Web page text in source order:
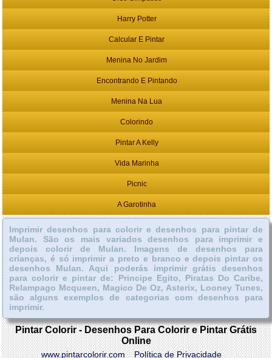
Harry Potter
Calcular E Pintar
Menina No Jardim
Encontrando E Pintando
Menina Na Lua
Colorindo
Pintar A Kelly
Vida Marinha
Picnic
A Garotinha
Imprimir desenhos para colorir e desenhos para pintar de
Mulan. São os mais variados desenhos para imprimir e
depois colorir de Mulan. Imagens de desenhos para
crianças, é só imprimir a preto e branco e depois pintar os
desenhos Mulan. Aqui poderás imprimir grátis desenhos
para colorir e pintar de: Principe Egito, Piratas Do Caribe,
Relampago Mcqueen, Magico De Oz, Asterix, Looney Tunes,
são alguns exemplos de categorias com desenhos para
imprimir.
Pintar Colorir - Desenhos Para Colorir e Pintar Grátis
Online
www.pintarcolorir.com Política de Privacidade